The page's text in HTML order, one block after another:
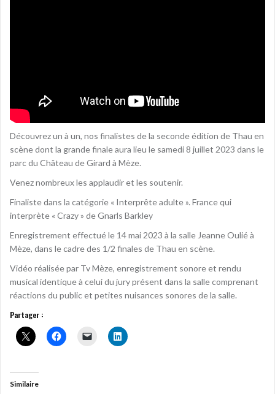
Découvrez un à un, nos finalistes de la seconde édition de Thau en
scène dont la grande finale aura lieu le samedi 8 juillet 2023 dans le
parc du Château de Girard à Mèze.
Venez nombreux les applaudir et les soutenir.
Finaliste dans la catégorie « Interprête adulte ». France qui
interprète « Crazy » de Gnarls Barkley
Enregistrement effectué le 14 mai 2023 à la salle Jeanne Oulié à
Mèze, dans le cadre des 1/2 finales de Thau en scène.
Vidéo réalisée par Tv Mèze, enregistrement sonore et rendu
musical identique à celui du jury présent dans la salle comprenant
réactions du public et petites nuisances sonores de la salle.
Partager :
Similaire